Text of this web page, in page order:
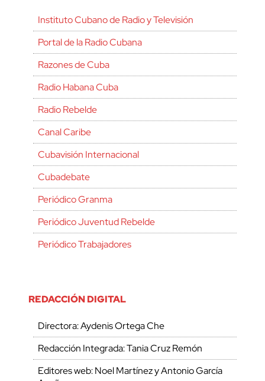
Instituto Cubano de Radio y Televisión
Portal de la Radio Cubana
Razones de Cuba
Radio Habana Cuba
Radio Rebelde
Canal Caribe
Cubavisión Internacional
Cubadebate
Periódico Granma
Periódico Juventud Rebelde
Periódico Trabajadores
REDACCIÓN DIGITAL
Directora: Aydenis Ortega Che
Redacción Integrada: Tania Cruz Remón
Editores web: Noel Martínez y Antonio García